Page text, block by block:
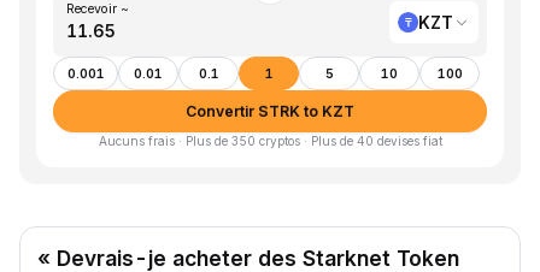
Recevoir ~
KZT
0.001 0.01 0.1 1 5 10 100
Convertir STRK to KZT
Aucuns frais · Plus de 350 cryptos · Plus de 40 devises fiat
« Devrais-je acheter des Starknet Token